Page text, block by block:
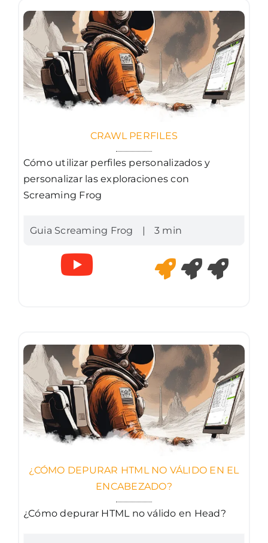
CRAWL PERFILES
Cómo utilizar perfiles personalizados y
personalizar las exploraciones con
Screaming Frog
Guia Screaming Frog 3 min
¿CÓMO DEPURAR HTML NO VÁLIDO EN EL
ENCABEZADO?
¿Cómo depurar HTML no válido en Head?